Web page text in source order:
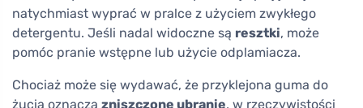
natychmiast wyprać w pralce z użyciem zwykłego
detergentu. Jeśli nadal widoczne są resztki, może
pomóc pranie wstępne lub użycie odplamiacza.
Chociaż może się wydawać, że przyklejona guma do
żucia oznacza zniszczone ubranie, w rzeczywistości